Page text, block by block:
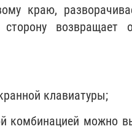
краю,
возвращает
клавиатуры;
комбинацией можно